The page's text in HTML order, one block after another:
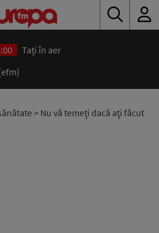
Tați în aer
> Nu vă temeţi dacă aţi făcut